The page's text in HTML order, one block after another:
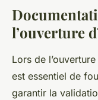
l’ouverture
Lors de
est essentiel de
garantir la